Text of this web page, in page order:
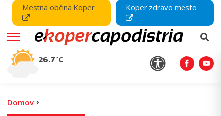
Mestna občina Koper Koper zdravo mesto
26.7°C
Domov ›